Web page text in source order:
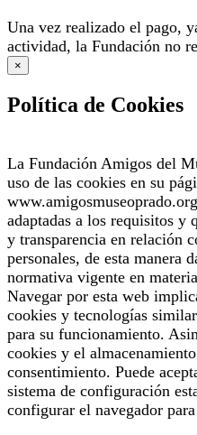
Una vez realizado el pago,
actividad, la Fundación no
×
Política de Cookies
La Fundación Amigos del
uso de las cookies en su
adaptadas a los requisitos y
y transparencia en relación
personales, de esta manera
normativa vigente en
Navegar por esta web
cookies y tecnologías
para su funcionamiento.
cookies y el
consentimiento. Puede
sistema de configuración
configurar el navegador